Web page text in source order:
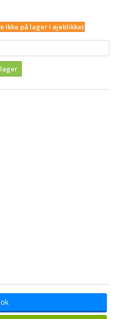
ikke på lager i øjeblikket